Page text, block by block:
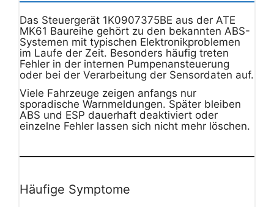
Das Steuergerät 1K0907375BE aus der ATE
MK61 Baureihe gehört zu den bekannten ABS-
Systemen mit typischen Elektronikproblemen
im Laufe der Zeit. Besonders häufig treten
Fehler in der internen Pumpenansteuerung
oder bei der Verarbeitung der Sensordaten auf.
Viele Fahrzeuge zeigen anfangs nur
sporadische Warnmeldungen. Später bleiben
ABS und ESP dauerhaft deaktiviert oder
einzelne Fehler lassen sich nicht mehr löschen.
Häufige Symptome